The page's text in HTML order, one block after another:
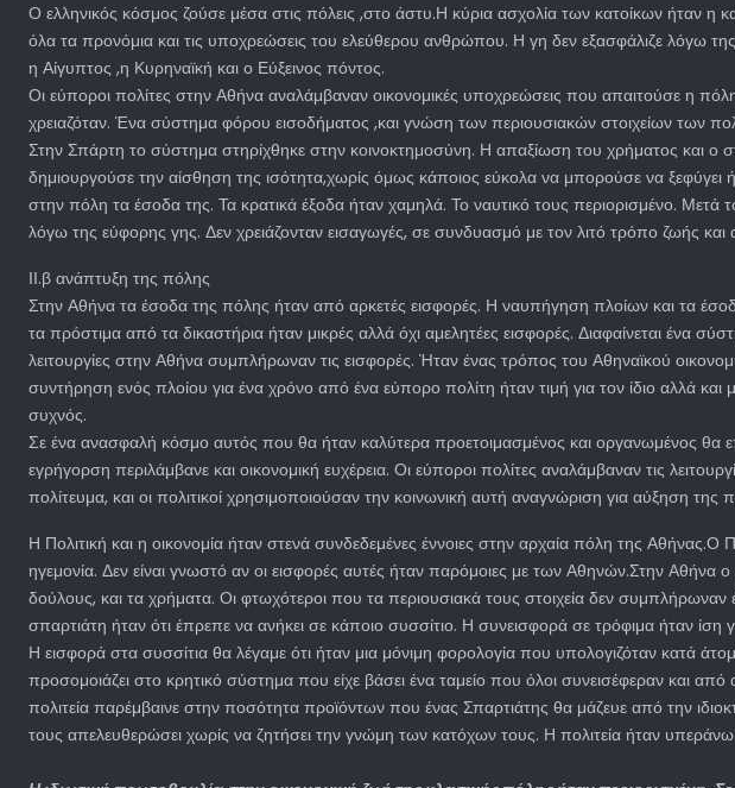
Ο ελληνικός κόσμος ζούσε μέσα στις πόλεις ,στο άστυ.Η κύρια ασχολία των κατοίκων ήταν η
όλα τα προνόμια και τις υποχρεώσεις του ελεύθερου ανθρώπου. Η γη δεν εξασφάλιζε λόγω
η Αίγυπτος ,η Κυρηναϊκή και ο Εύξεινος πόντος.
Οι εύποροι πολίτες στην Αθήνα αναλάμβαναν οικονομικές υποχρεώσεις που απαιτούσε η
χρειαζόταν. Ένα σύστημα φόρου εισοδήματος ,και γνώση των περιουσιακών στοιχείων των
Στην Σπάρτη το σύστημα στηρίχθηκε στην κοινοκτημοσύνη. Η απαξίωση του χρήματος και ο
δημιουργούσε την αίσθηση της ισότητα,χωρίς όμως κάποιος εύκολα να μπορούσε να ξεφύγει
στην πόλη τα έσοδα της. Τα κρατικά έξοδα ήταν χαμηλά. Το ναυτικό τους περιορισμένο.
λόγω της εύφορης γης. Δεν χρειάζονταν εισαγωγές, σε συνδυασμό με τον λιτό τρόπο ζωής
ΙΙ.β ανάπτυξη της πόλης
Στην Αθήνα τα έσοδα της πόλης ήταν από αρκετές εισφορές. Η ναυπήγηση πλοίων και τα
τα πρόστιμα από τα δικαστήρια ήταν μικρές αλλά όχι αμελητέες εισφορές. Διαφαίνεται ένα
λειτουργίες στην Αθήνα συμπλήρωναν τις εισφορές. Ήταν ένας τρόπος του Αθηναϊκού
συντήρηση ενός πλοίου για ένα χρόνο από ένα εύπορο πολίτη ήταν τιμή για τον ίδιο αλλά
συχνός.
Σε ένα ανασφαλή κόσμο αυτός που θα ήταν καλύτερα προετοιμασμένος και οργανωμένος θα
εγρήγορση περιλάμβανε και οικονομική ευχέρεια. Οι εύποροι πολίτες αναλάμβαναν τις
πολίτευμα, και οι πολιτικοί χρησιμοποιούσαν την κοινωνική αυτή αναγνώριση για αύξηση της
Η Πολιτική και η οικονομία ήταν στενά συνδεδεμένες έννοιες στην αρχαία πόλη της
ηγεμονία. Δεν είναι γνωστό αν οι εισφορές αυτές ήταν παρόμοιες με των Αθηνών.Στην
δούλους, και τα χρήματα. Οι φτωχότεροι που τα περιουσιακά τους στοιχεία δεν συμπλήρωναν
σπαρτιάτη ήταν ότι έπρεπε να ανήκει σε κάποιο συσσίτιο. Η συνεισφορά σε τρόφιμα ήταν
Η εισφορά στα συσσίτια θα λέγαμε ότι ήταν μια μόνιμη φορολογία που υπολογιζόταν κατά
προσομοιάζει στο κρητικό σύστημα που είχε βάσει ένα ταμείο που όλοι συνεισέφεραν και
πολιτεία παρέμβαινε στην ποσότητα προϊόντων που ένας Σπαρτιάτης θα μάζευε από την
τους απελευθερώσει χωρίς να ζητήσει την γνώμη των κατόχων τους. Η πολιτεία ήταν